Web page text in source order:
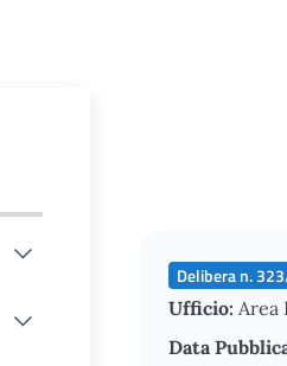
Delibera n.
Ufficio: Area
Data